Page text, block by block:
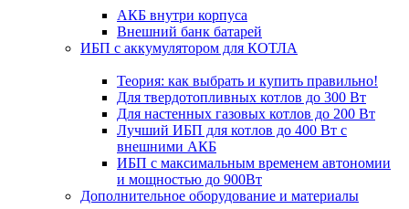
АКБ внутри корпуса
Внешний банк батарей
ИБП с аккумулятором для КОТЛА
Теория: как выбрать и купить правильно!
Для твердотопливных котлов до 300 Вт
Для настенных газовых котлов до 200 Вт
Лучший ИБП для котлов до 400 Вт с
внешними АКБ
ИБП с максимальным временем автономии
и мощностью до 900Вт
Дополнительное оборудование и материалы